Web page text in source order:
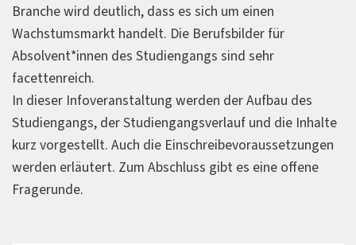
Branche wird deutlich, dass es sich um einen
Wachstumsmarkt handelt. Die Berufsbilder für
Absolvent*innen des Studiengangs sind sehr
facettenreich.
In dieser Infoveranstaltung werden der Aufbau des
Studiengangs, der Studiengangsverlauf und die Inhalte
kurz vorgestellt. Auch die Einschreibevoraussetzungen
werden erläutert. Zum Abschluss gibt es eine offene
Fragerunde.